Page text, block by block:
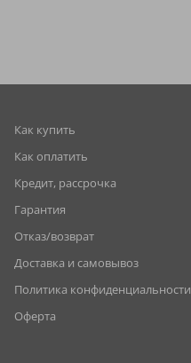
Как купить
Как оплатить
Кредит, рассрочка
Гарантия
Отказ/возврат
Доставка и самовывоз
Политика конфиденциальности
Оферта